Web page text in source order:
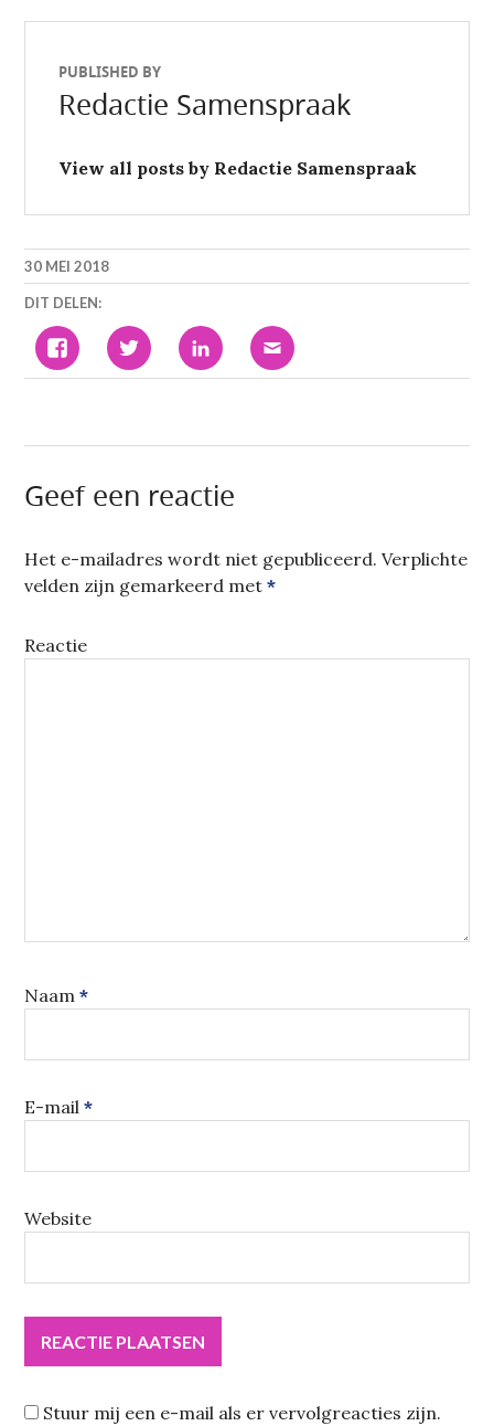
post:
post:
PUBLISHED BY
Redactie Samenspraak
View all posts by Redactie Samenspraak
30 MEI 2018
DIT DELEN:
KLIK
OM
TE
DELEN
OP
NIEUW
KLIK
OM
TE
DELEN
MET
NIEUW
KLIK
OM
OP
LINKEDIN
TE
NIEUW
KLIK
OM
DIT
TE
E-
(WORDT
Geef een reactie
Het e-mailadres wordt niet gepubliceerd. Verplichte
velden zijn gemarkeerd met*
Reactie
Naam*
E-mail*
Website
Stuur mij een e-mail als er vervolgreacties zijn.